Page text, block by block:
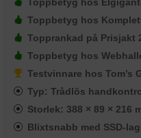
Toppbetyg hos
Topprankad på Prisjakt
Toppbetyg hos
Testvinnare hos Tom’s
Typ: Trådlös
Storlek: 388 × 89 × 216
Blixtsnabb med SSD-